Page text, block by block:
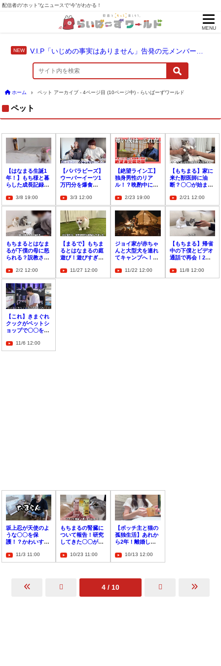
配信者の“ホット”なニュースで“今”がわかる！
MENU
ホーム ペット アーカイブ - 4ページ目 (10ページ中) - らいばーずワールド
ペット
【はなまる生誕1
年！】もち様と暮
らした成長記録総
3/8 19:00
【パパラピーズ】
ウーバーイーツ1
万円分を爆食
シーンも？
3/3 12:00
【絶望ライン工】
独身男性のリア
ル！？晩酌中に
る」と告白
2/23 19:00
【もちまる】家に
来た獣医師に油
断？〇〇が始まり
ンプン】2/21 12:00
もちまるとはなま
るが下僕の母に怒
られる？説教され
好評！2/2 12:00
【まるで】もちま
るとはなまるの庭
遊び！遊びすぎて
【犬】11/27 12:00
ジョイ家が赤ちゃ
んと大型犬を連れ
てキャンプへ！！
夜に？11/22 12:00
【もちまる】帰省
中の下僕とビデオ
通話で再会！2匹
める】11/8 12:00
【これ】きまぐれ
クックがペットシ
ョップで〇〇を購
すよ】11/6 12:00
坂上忍が天使のよ
うな〇〇を保
護！？かわいすぎ
コメント11/3 11:00
もちまるの腎臓に
ついて報告！研究
してきた〇〇が完
目！？10/23 11:00
【ボッチ主と猫の
孤独生活】あれか
ら2年！離婚して
とは？10/13 12:00
4 / 10